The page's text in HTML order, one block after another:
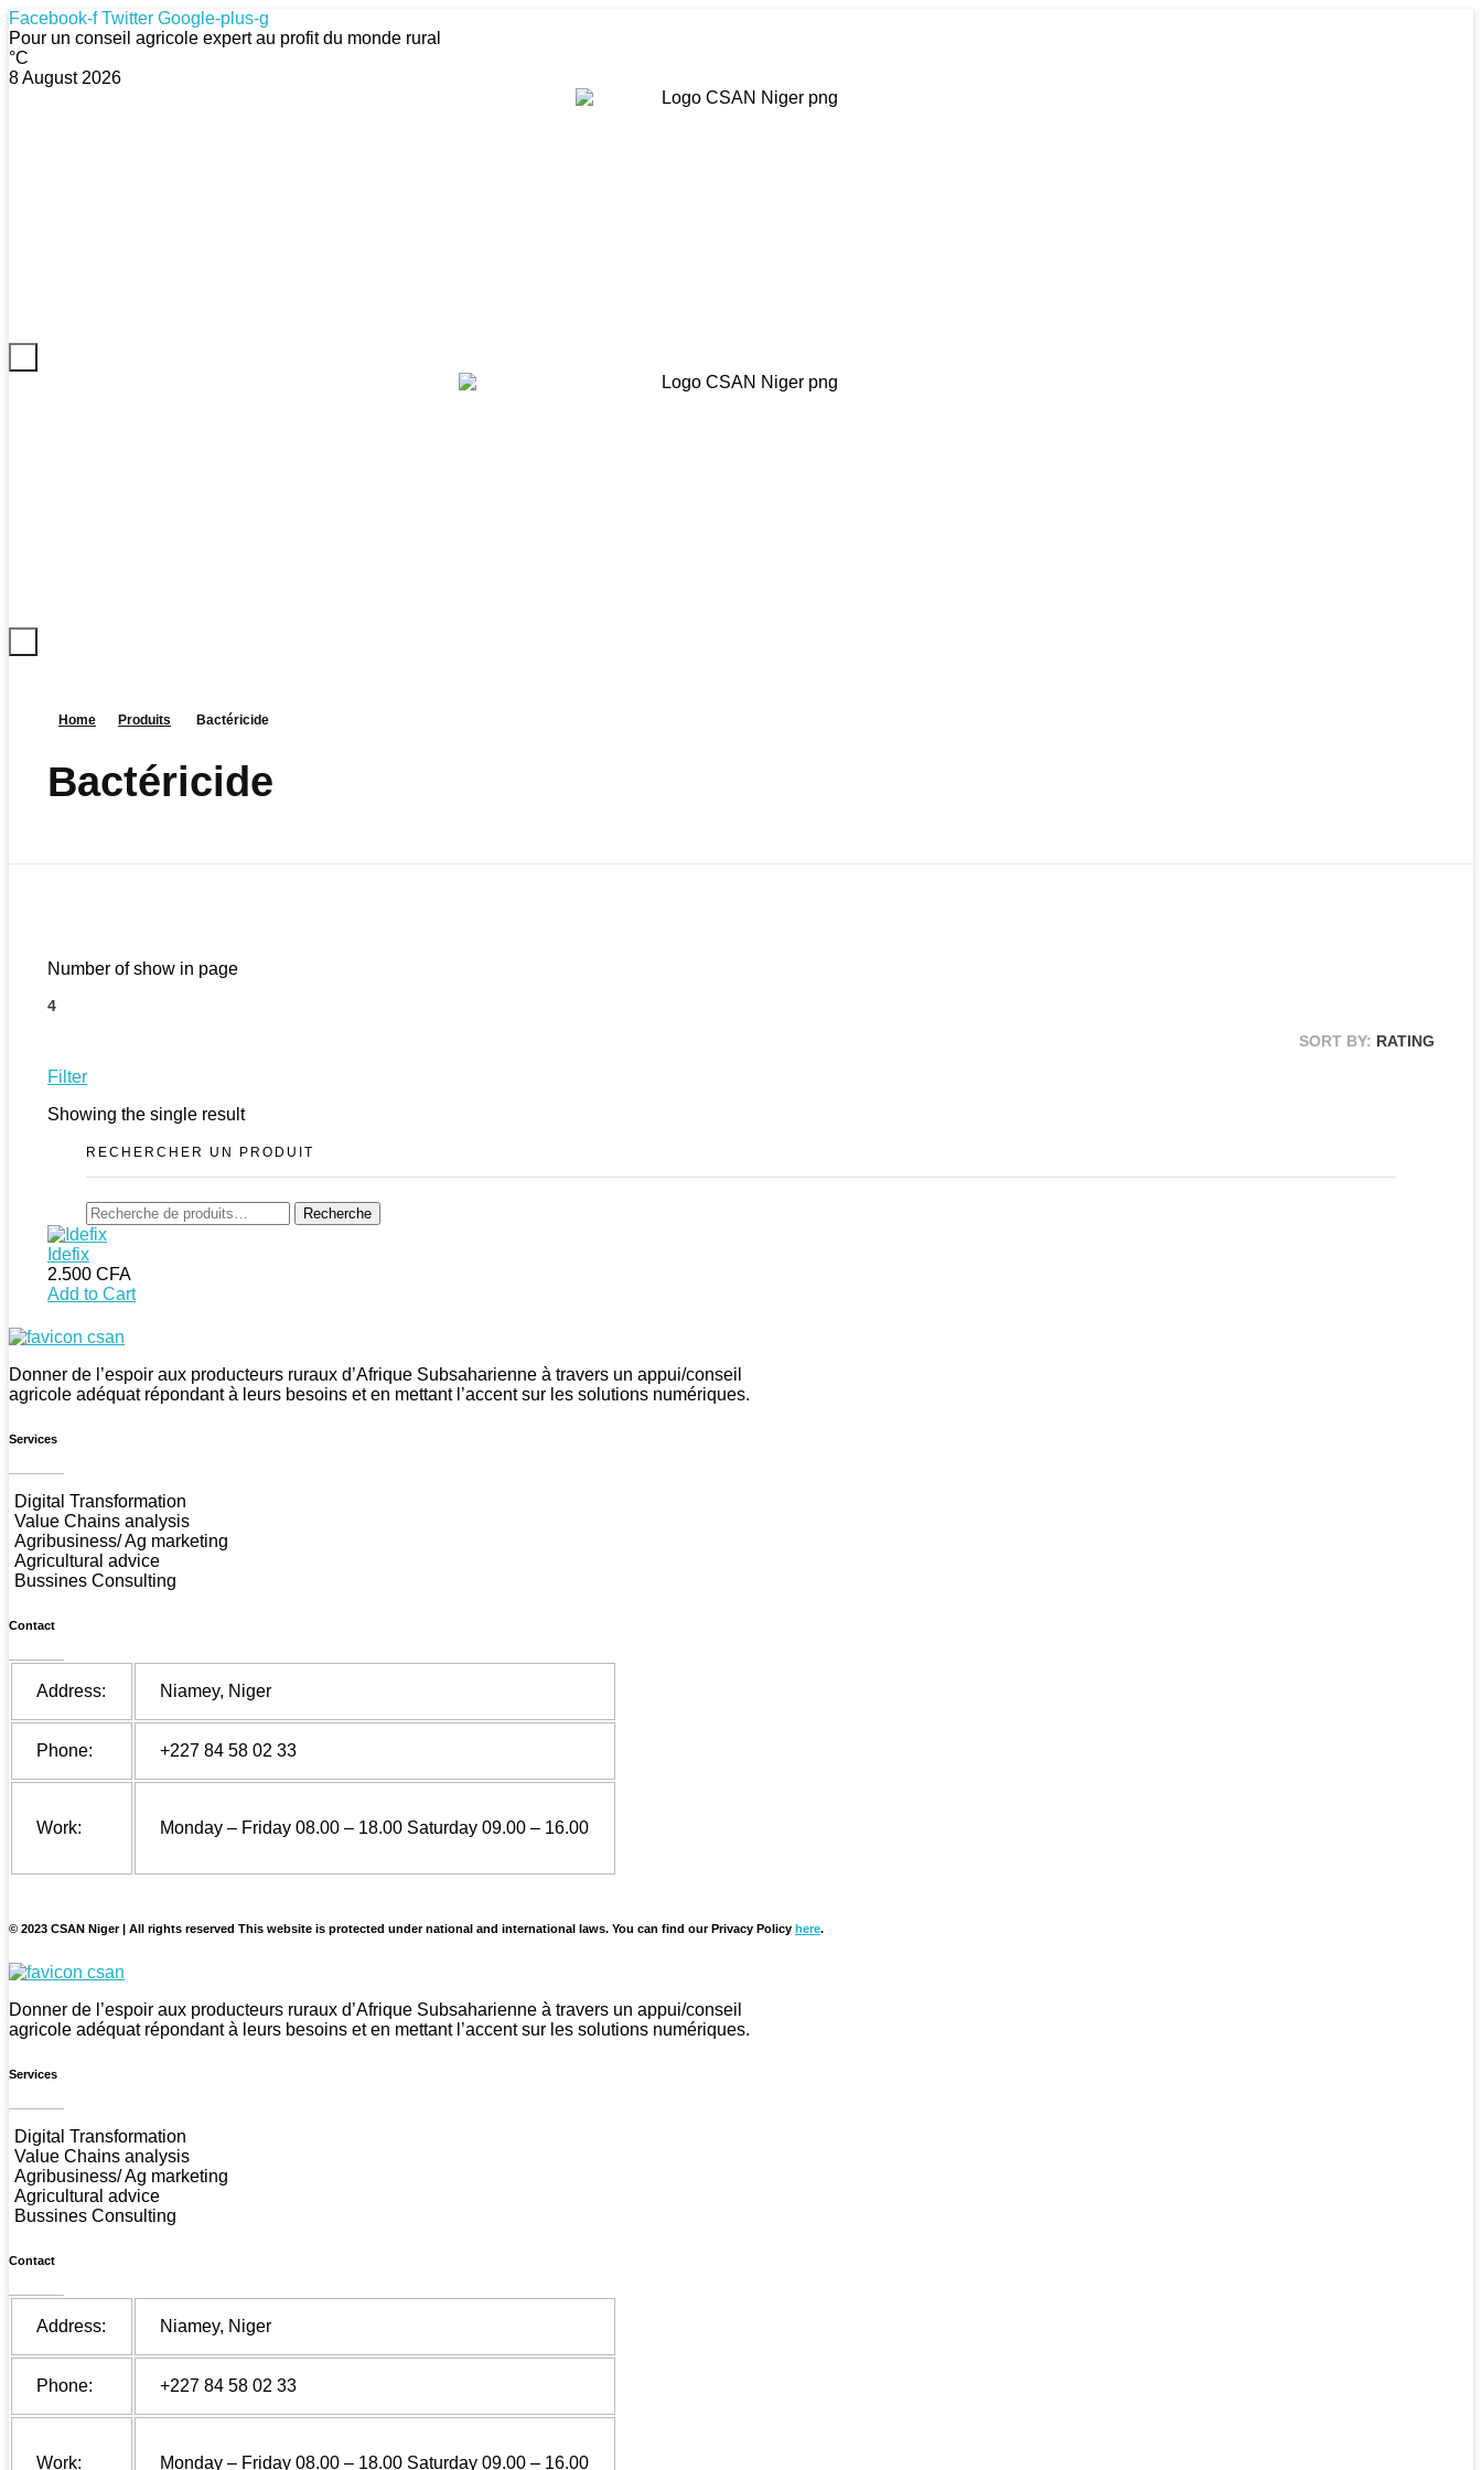
Facebook-f Twitter Google-plus-g
Pour un conseil agricole expert au profit du monde rural
°C
8 August 2026
Home Produits Bactéricide
Bactéricide
Number of show in page
4
SORT BY: RATING
Filter
Showing the single result
RECHERCHER UN PRODUIT
Recherche
pour :
Recherche
Idefix
2.500 CFA
Add to Cart
Donner de l’espoir aux producteurs ruraux d’Afrique Subsaharienne à travers un appui/conseil
agricole adéquat répondant à leurs besoins et en mettant l’accent sur les solutions numériques.
Services
Digital Transformation
Value Chains analysis
Agribusiness/ Ag marketing
Agricultural advice
Bussines Consulting
Contact
Address: Niamey, Niger
Phone: +227 84 58 02 33
Work: Monday – Friday 08.00 – 18.00 Saturday 09.00 – 16.00
© 2023 CSAN Niger | All rights reserved This website is protected under national and international laws. You can find our Privacy Policy here.
Donner de l’espoir aux producteurs ruraux d’Afrique Subsaharienne à travers un appui/conseil
agricole adéquat répondant à leurs besoins et en mettant l’accent sur les solutions numériques.
Services
Digital Transformation
Value Chains analysis
Agribusiness/ Ag marketing
Agricultural advice
Bussines Consulting
Contact
Address: Niamey, Niger
Phone: +227 84 58 02 33
Work: Monday – Friday 08.00 – 18.00 Saturday 09.00 – 16.00